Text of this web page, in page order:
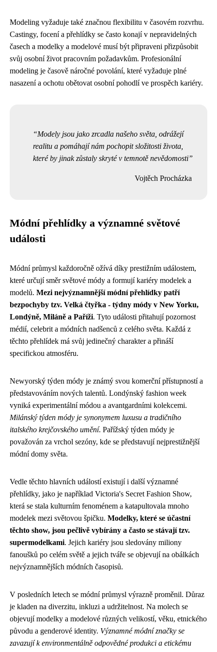
Modeling vyžaduje také značnou flexibilitu v časovém rozvrhu.
Castingy, focení a přehlídky se často konají v nepravidelných
časech a modelky a modelové musí být připraveni přizpůsobit
svůj osobní život pracovním požadavkům. Profesionální
modeling je časově náročné povolání, které vyžaduje plné
nasazení a ochotu obětovat osobní pohodlí ve prospěch kariéry.
Modely jsou jako zrcadla našeho světa, odrážejí
realitu a pomáhají nám pochopit složitosti života,
které by jinak zůstaly skryté v temnotě nevědomosti
Vojtěch Procházka
Módní přehlídky a významné světové
události
Módní průmysl každoročně ožívá díky prestižním událostem,
které určují směr světové módy a formují kariéry modelek a
modelů. Mezi nejvýznamnější módní přehlídky patří
bezpochyby tzv. Velká čtyřka - týdny módy v New Yorku,
Londýně, Miláně a Paříži. Tyto události přitahují pozornost
médií, celebrit a módních nadšenců z celého světa. Každá z
těchto přehlídek má svůj jedinečný charakter a přináší
specifickou atmosféru.
Newyorský týden módy je známý svou komerční přístupností a
představováním nových talentů. Londýnský fashion week
vyniká experimentální módou a avantgardními kolekcemi.
Milánský týden módy je synonymem luxusu a tradičního
italského krejčovského umění. Pařížský týden módy je
považován za vrchol sezóny, kde se představují nejprestižnější
módní domy světa.
Vedle těchto hlavních událostí existují i další významné
přehlídky, jako je například Victoria's Secret Fashion Show,
která se stala kulturním fenoménem a katapultovala mnoho
modelek mezi světovou špičku. Modelky, které se účastní
těchto show, jsou pečlivě vybírány a často se stávají tzv.
supermodelkami. Jejich kariéry jsou sledovány miliony
fanoušků po celém světě a jejich tváře se objevují na obálkách
nejvýznamnějších módních časopisů.
V posledních letech se módní průmysl výrazně proměnil. Důraz
je kladen na diverzitu, inkluzi a udržitelnost. Na molech se
objevují modelky a modelové různých velikostí, věku, etnického
původu a genderové identity. Významné módní značky se
zavazují k environmentálně odpovědné produkci a etickému